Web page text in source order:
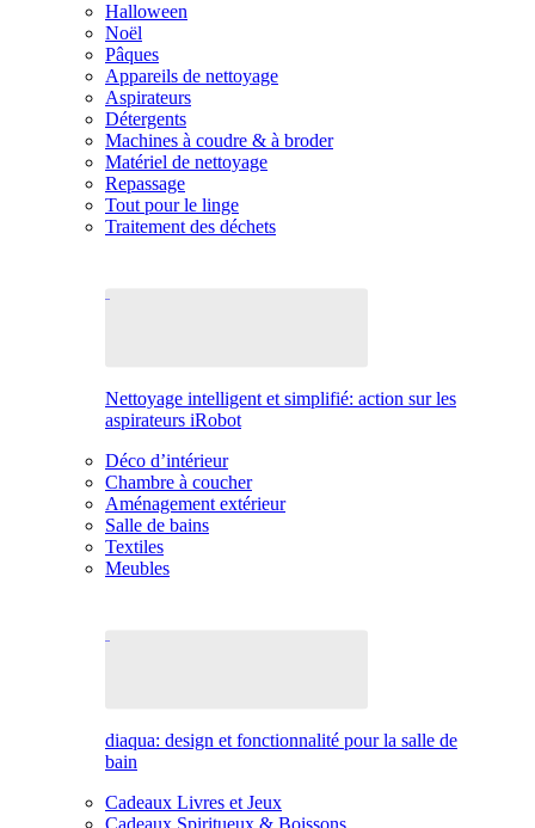
Halloween
Noël
Pâques
Appareils de nettoyage
Aspirateurs
Détergents
Machines à coudre & à broder
Matériel de nettoyage
Repassage
Tout pour le linge
Traitement des déchets
Nettoyage intelligent et simplifié: action sur les
aspirateurs iRobot
Déco d’intérieur
Chambre à coucher
Aménagement extérieur
Salle de bains
Textiles
Meubles
diaqua: design et fonctionnalité pour la salle de
bain
Cadeaux Livres et Jeux
Cadeaux Spiritueux & Boissons